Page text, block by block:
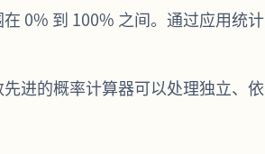
0% 到 100% 之间。通过应用统计
进的概率计算器可以处理独立、依